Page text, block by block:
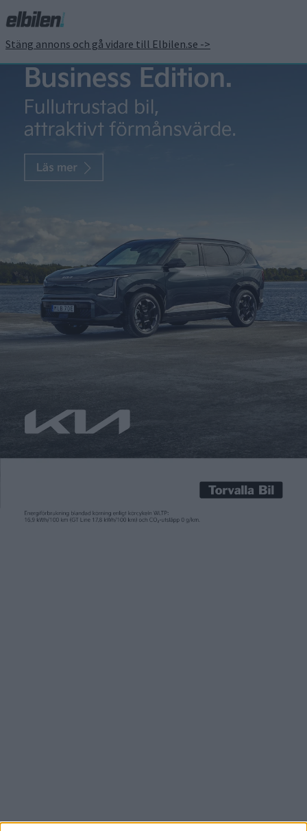
Stäng annons och gå vidare till Elbilen.se ->
Snart premiär för BYD
Sealion 7 med
dubbelladdande teknik
Carl Undéhn
årets mässa, som drar igång nästa vecka, kommer flera
europeiska tillverkare och även Tesla att vara på plats. Men så
Under den senaste upplagan av bilsalongen i Paris för två år
sedan dominerade de kinesiska tillverkarna på mässgolvet. Vid